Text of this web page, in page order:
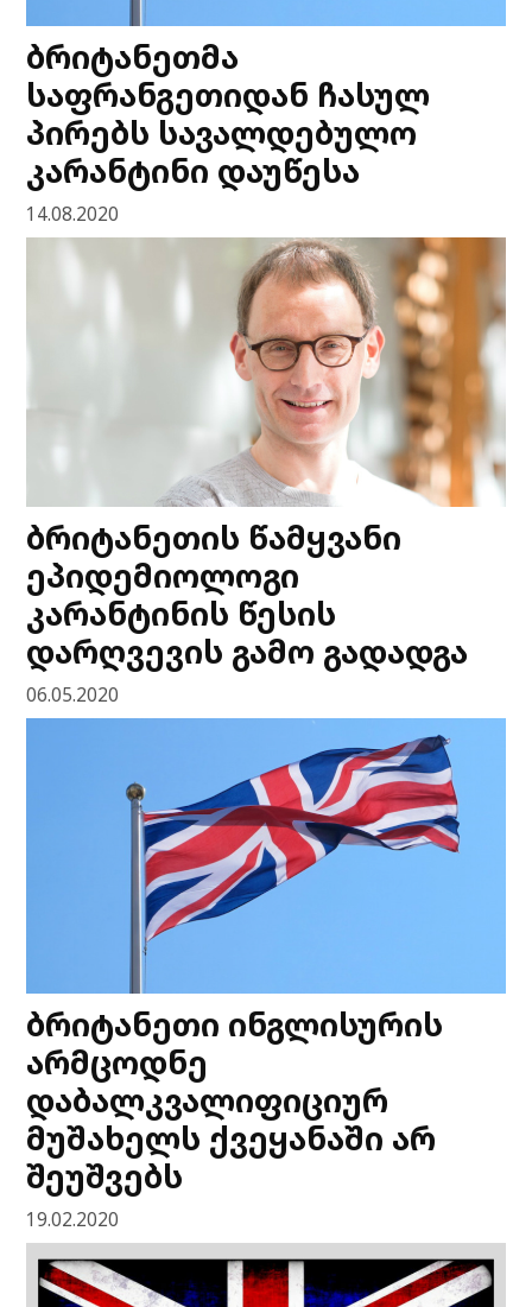
ბრიტანეთმა
საფრანგეთიდან ჩასულ
პირებს სავალდებულო
კარანტინი დაუწესა
14.08.2020
ბრიტანეთის წამყვანი
ეპიდემიოლოგი
კარანტინის წესის
დარღვევის გამო გადადგა
06.05.2020
ბრიტანეთი ინგლისურის
არმცოდნე
დაბალკვალიფიციურ
მუშახელს ქვეყანაში არ
შეუშვებს
19.02.2020